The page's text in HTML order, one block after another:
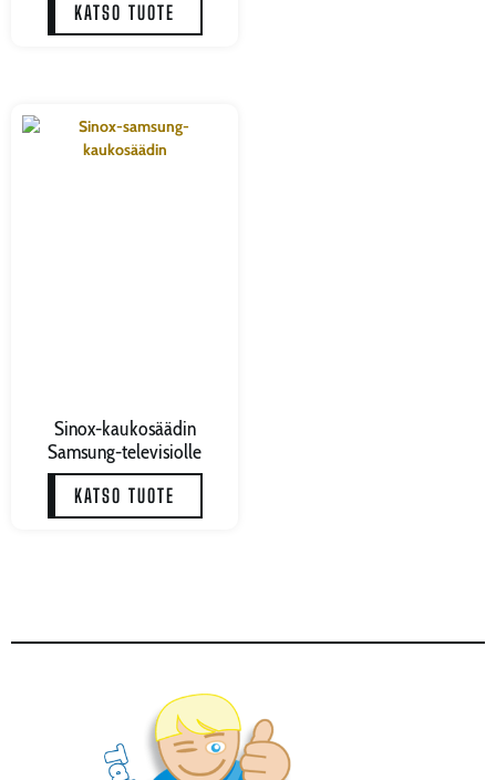
KATSO TUOTE
Sinox-kaukosäädin
Samsung-televisiolle
KATSO TUOTE